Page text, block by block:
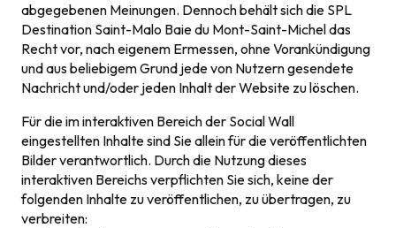
abgegebenen Meinungen. Dennoch behält sich die SPL
Destination Saint-Malo Baie du Mont-Saint-Michel das
Recht vor, nach eigenem Ermessen, ohne Vorankündigung
und aus beliebigem Grund jede von Nutzern gesendete
Nachricht und/oder jeden Inhalt der Website zu löschen.
Für die im interaktiven Bereich der Social Wall
eingestellten Inhalte sind Sie allein für die veröffentlichten
Bilder verantwortlich. Durch die Nutzung dieses
interaktiven Bereichs verpflichten Sie sich, keine der
folgenden Inhalte zu veröffentlichen, zu übertragen, zu
verbreiten: